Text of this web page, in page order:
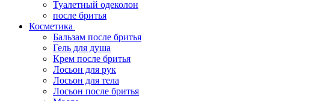
Туалетный одеколон
после бритья
Косметика
Бальзам после бритья
Гель для душа
Крем после бритья
Лосьон для рук
Лосьон для тела
Лосьон после бритья